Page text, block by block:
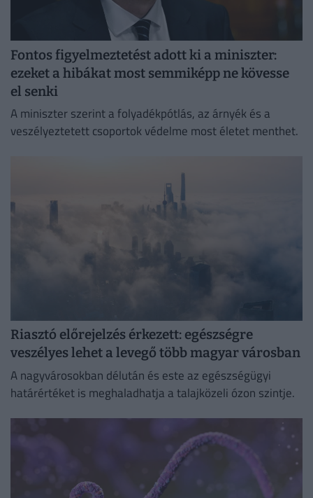
Fontos figyelmeztetést adott ki a miniszter:
ezeket a hibákat most semmiképp ne kövesse
el senki
A miniszter szerint a folyadékpótlás, az árnyék és a
veszélyeztetett csoportok védelme most életet menthet.
Riasztó előrejelzés érkezett: egészségre
veszélyes lehet a levegő több magyar városban
A nagyvárosokban délután és este az egészségügyi
határértéket is meghaladhatja a talajközeli ózon szintje.